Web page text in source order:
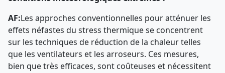
AF:Les approches conventionnelles pour atténuer les
effets néfastes du stress thermique se concentrent
sur les techniques de réduction de la chaleur telles
que les ventilateurs et les arroseurs. Ces mesures,
bien que très efficaces, sont coûteuses et nécessitent